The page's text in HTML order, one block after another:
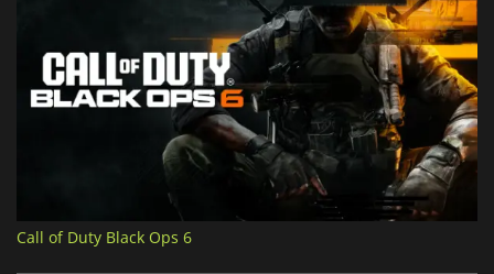
Call of Duty Black Ops 6